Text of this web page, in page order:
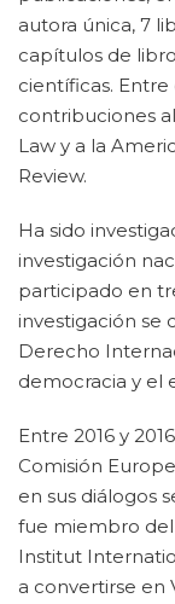
autora única, 7
capítulos de
científicas. Entre
contribuciones
Law y a la
Review.
Ha sido
investigación
participado en
investigación se
Derecho
democracia y el
Entre 2016 y
Comisión
en sus diálogos
fue miembro del
Institut
a convertirse en